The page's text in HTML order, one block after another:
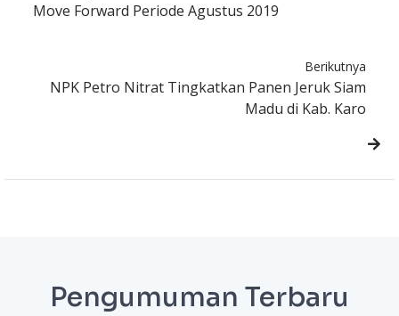
Move Forward Periode Agustus 2019
Berikutnya
NPK Petro Nitrat Tingkatkan Panen Jeruk Siam
Madu di Kab. Karo
Pengumuman Terbaru